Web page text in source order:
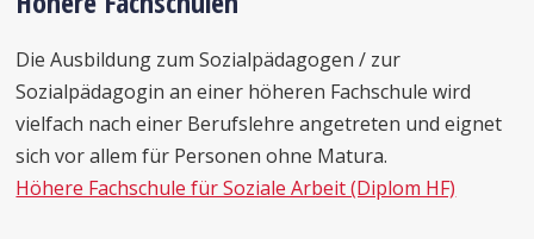
Die Ausbildung zum Sozialpädagogen / zur
Sozialpädagogin an einer höheren Fachschule wird
vielfach nach einer Berufslehre angetreten und eignet
sich vor allem für Personen ohne Matura.
Höhere Fachschule für Soziale Arbeit (Diplom HF)